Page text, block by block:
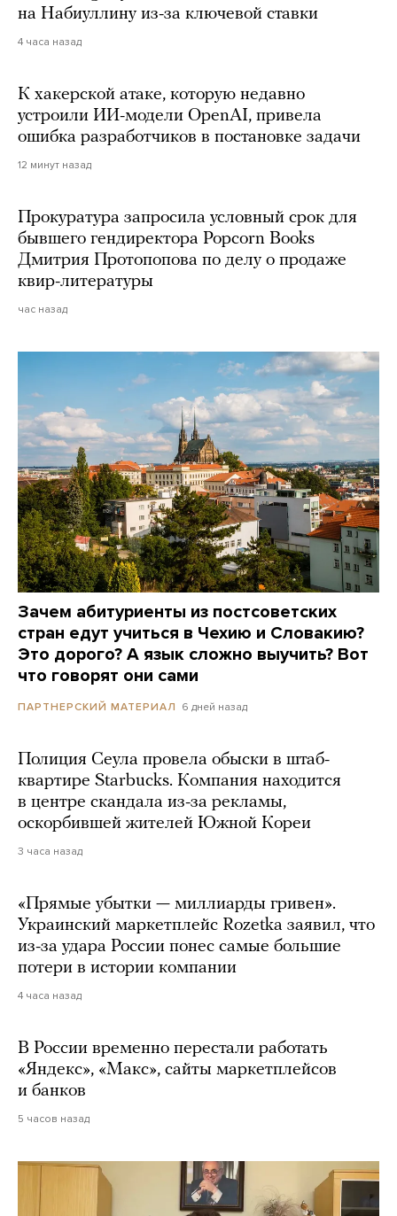
на Набиуллину из-за ключевой ставки
4 часа назад
К хакерской атаке, которую недавно
устроили ИИ-модели OpenAI, привела
ошибка разработчиков в постановке задачи
12 минут назад
Прокуратура запросила условный срок для
бывшего гендиректора Popcorn Books
Дмитрия Протопопова по делу о продаже
квир-литературы
час назад
Зачем абитуриенты из постсоветских
стран едут учиться в Чехию и Словакию?
Это дорого? А язык сложно выучить? Вот
что говорят они сами
ПАРТНЕРСКИЙ МАТЕРИАЛ 6 дней назад
Полиция Сеула провела обыски в штаб-
квартире Starbucks. Компания находится
в центре скандала из-за рекламы,
оскорбившей жителей Южной Кореи
3 часа назад
«Прямые убытки — миллиарды гривен».
Украинский маркетплейс Rozetka заявил, что
из-за удара России понес самые большие
потери в истории компании
4 часа назад
В России временно перестали работать
«Яндекс», «Макс», сайты маркетплейсов
и банков
5 часов назад